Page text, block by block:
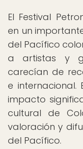
El Festival
en un
del Pacífico
a artistas y
carecían de
e internacional.
impacto
cultural de
valoración y
del Pacífico.